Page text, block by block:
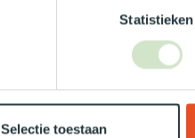
Statistieken
Selectie toestaan